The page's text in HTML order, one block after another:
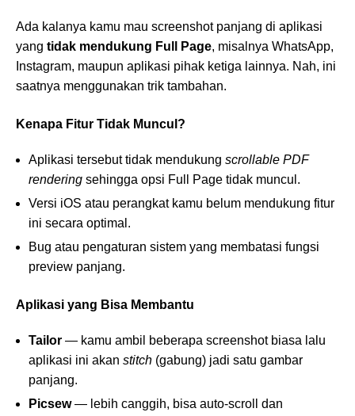
Ada kalanya kamu mau screenshot panjang di aplikasi
yang tidak mendukung Full Page, misalnya WhatsApp,
Instagram, maupun aplikasi pihak ketiga lainnya. Nah, ini
saatnya menggunakan trik tambahan.
Kenapa Fitur Tidak Muncul?
Aplikasi tersebut tidak mendukung scrollable PDF
rendering sehingga opsi Full Page tidak muncul.
Versi iOS atau perangkat kamu belum mendukung fitur
ini secara optimal.
Bug atau pengaturan sistem yang membatasi fungsi
preview panjang.
Aplikasi yang Bisa Membantu
Tailor — kamu ambil beberapa screenshot biasa lalu
aplikasi ini akan stitch (gabung) jadi satu gambar
panjang.
Picsew— lebih canggih, bisa auto-scroll dan